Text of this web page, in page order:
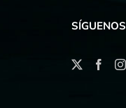
SÍGUENOS